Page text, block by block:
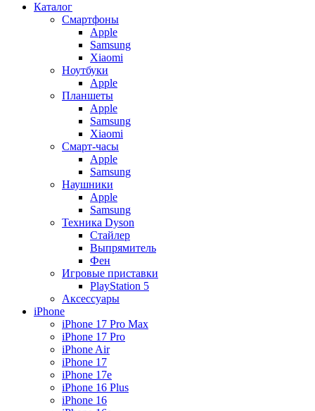
Каталог
Смартфоны
Apple
Samsung
Xiaomi
Ноутбуки
Apple
Планшеты
Apple
Samsung
Xiaomi
Смарт-часы
Apple
Samsung
Наушники
Apple
Samsung
Техника Dyson
Стайлер
Выпрямитель
Фен
Игровые приставки
PlayStation 5
Аксессуары
iPhone
iPhone 17 Pro Max
iPhone 17 Pro
iPhone Air
iPhone 17
iPhone 17e
iPhone 16 Plus
iPhone 16